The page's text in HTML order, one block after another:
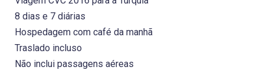
8 dias e 7 diárias
Hospedagem com café da manhã
Traslado incluso
Não inclui passagens aéreas